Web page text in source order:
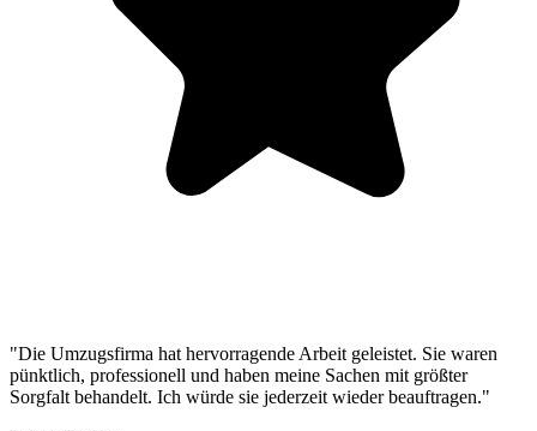
"Die Umzugsfirma hat hervorragende Arbeit geleistet. Sie waren
pünktlich, professionell und haben meine Sachen mit größter
Sorgfalt behandelt. Ich würde sie jederzeit wieder beauftragen."